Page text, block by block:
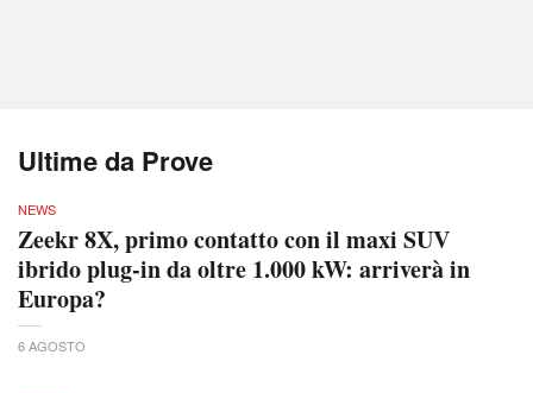
Ultime da Prove
NEWS
Zeekr 8X, primo contatto con il maxi SUV
ibrido plug-in da oltre 1.000 kW: arriverà in
Europa?
6 AGOSTO